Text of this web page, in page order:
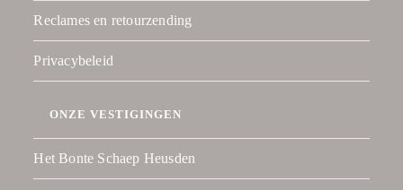
Reclames en retourzending
Privacybeleid
ONZE VESTIGINGEN
Het Bonte Schaep Heusden